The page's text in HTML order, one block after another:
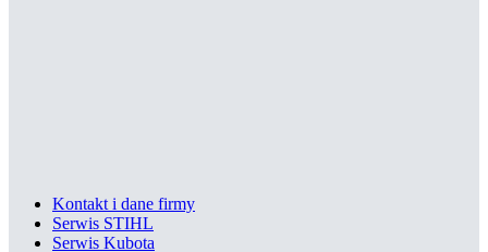
Kontakt i dane firmy
Serwis STIHL
Serwis Kubota